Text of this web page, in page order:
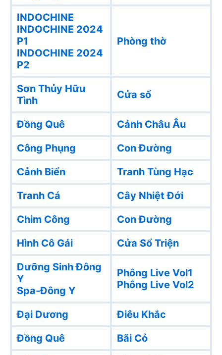
INDOCHINE
INDOCHINE 2024
P1
INDOCHINE 2024
P2
Phòng thờ
Sơn Thủy Hữu
Tình
Cửa sổ
Đồng Quê
Cảnh Châu Âu
Công Phụng
Con Đường
Cảnh Biển
Tranh Tùng Hạc
Tranh Cá
Cây Nhiệt Đới
Chim Công
Con Đường
Hình Cô Gái
Cửa Sổ Triện
Dưỡng Sinh Đông
Y
Spa-Đông Y
Phông Live Vol1
Phông Live Vol2
Đại Dương
Điêu Khắc
Đồng Quê
Bãi Cỏ